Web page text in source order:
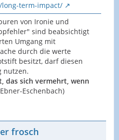
term-impact/
von Ironie und
sind beabsichtigt
Umgang mit
durch die werte
besitzt, darf diesen
nutzen.
das sich vermehrt, wenn
Eschenbach)
frosch